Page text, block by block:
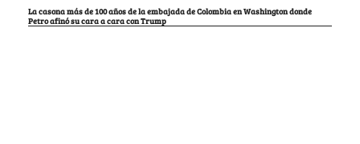
La casona más de 100 años de la embajada de Colombia en Washington donde
Petro afinó su cara a cara con Trump